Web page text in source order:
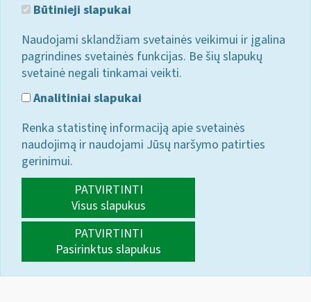
Būtinieji slapukai
Naudojami sklandžiam svetainės veikimui ir įgalina
pagrindines svetainės funkcijas. Be šių slapukų
svetainė negali tinkamai veikti.
Analitiniai slapukai
Renka statistinę informaciją apie svetainės
naudojimą ir naudojami Jūsų naršymo patirties
gerinimui.
PATVIRTINTI
Visus slapukus
PATVIRTINTI
Pasirinktus slapukus